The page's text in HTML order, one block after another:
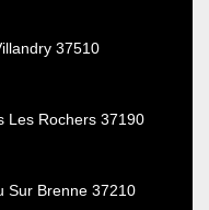
37510
Les Rochers 37190
Sur Brenne 37210